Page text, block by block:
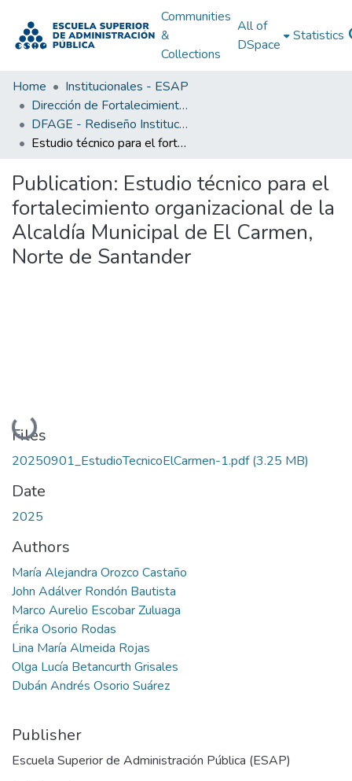
Communities
&
Collections
All of
DSpace
Statistics
Home
Institucionales - ESAP
Dirección de Fortalecimiento y Apoyo a la Gestión Estatal (DFAGE)
DFAGE - Rediseño Institucional
Estudio técnico para el fortalecimiento organizacional de la Alcaldía Municipal de El Carmen, Norte de Santander
Publication: Estudio técnico para el
fortalecimiento organizacional de la
Alcaldía Municipal de El Carmen,
Norte de Santander
Loading...
Files
20250901_EstudioTecnicoElCarmen-1.pdf(3.25 MB)
Date
2025
Authors
María Alejandra Orozco Castaño
John Adálver Rondón Bautista
Marco Aurelio Escobar Zuluaga
Érika Osorio Rodas
Lina María Almeida Rojas
Olga Lucía Betancurth Grisales
Dubán Andrés Osorio Suárez
Publisher
Escuela Superior de Administración Pública (ESAP)